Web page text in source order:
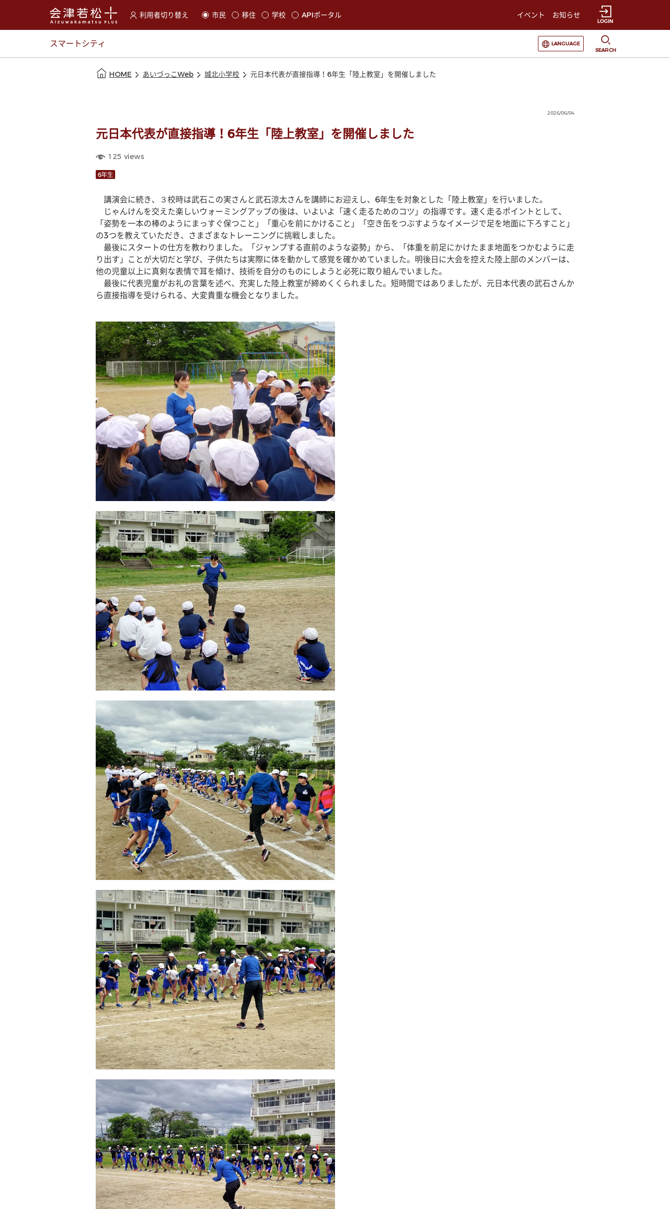
利用者切り替え
選択すると利用者の切替が発生します
市民 移住 学校 APIポータル イベント お知らせ
LOGIN
スマートシティ
選択すると言語の切替が発生します
LANGUAGE
SEARCH
HOME あいづっこWeb 城北小学校 元日本代表が直接指導！6年生「陸上教室」を開催しました
2026/06/04
元日本代表が直接指導！6年生「陸上教室」を開催しました
125 views
6年生
講演会に続き、３校時は武石この実さんと武石涼太さんを講師にお迎えし、6年生を対象とした「陸上教室」を行いました。
じゃんけんを交えた楽しいウォーミングアップの後は、いよいよ「速く走るためのコツ」の指導です。速く走るポイントとして、
「姿勢を一本の棒のようにまっすぐ保つこと」「重心を前にかけること」「空き缶をつぶすようなイメージで足を地面に下ろすこと」
の3つを教えていただき、さまざまなトレーニングに挑戦しました。
最後にスタートの仕方を教わりました。「ジャンプする直前のような姿勢」から、「体重を前足にかけたまま地面をつかむように走
り出す」ことが大切だと学び、子供たちは実際に体を動かして感覚を確かめていました。明後日に大会を控えた陸上部のメンバーは、
他の児童以上に真剣な表情で耳を傾け、技術を自分のものにしようと必死に取り組んでいました。
最後に代表児童がお礼の言葉を述べ、充実した陸上教室が締めくくられました。短時間ではありましたが、元日本代表の武石さんか
ら直接指導を受けられる、大変貴重な機会となりました。